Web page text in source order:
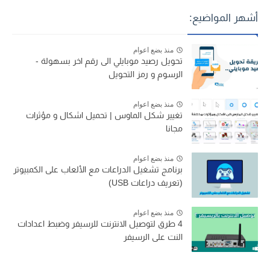
أشهر المواضيع:
منذ بضع اعوام
تحويل رصيد موبايلي الى رقم اخر بسهولة -
الرسوم و رمز التحويل
منذ بضع اعوام
تغيير شكل الماوس | تحميل اشكال و مؤثرات
مجانا
منذ بضع اعوام
برنامج تشغيل الدراعات مع الألعاب على الكمبيوتر
(تعريف دراعات USB)
منذ بضع اعوام
4 طرق لتوصيل الانترنت للرسيفر وضبط اعدادات
النت على الرسيفر